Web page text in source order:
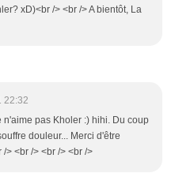
xD)<br /> <br /> A bientôt, La
22:32
n'aime pas Kholer :) hihi. Du coup
douleur... Merci d'être
> <br /> <br /> <br />